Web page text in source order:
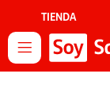
TIENDA
